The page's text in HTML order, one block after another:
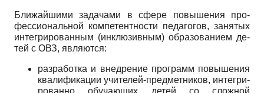
Ближайшими задачами в сфере повышения про­
фессиональной компетентности педагогов, занятых
интегрированным (инклюзивным) образованием де­
тей с ОВЗ, являются:
разработка и внедрение программ повыше­ния
квалификации учителей-предметников, интегри-
рованно обучающих детей со сложной